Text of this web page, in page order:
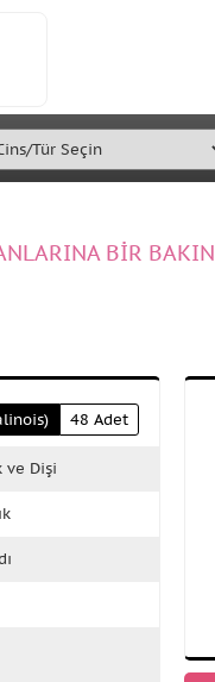
BİR BAKIN
48 Adet
ve Dişi